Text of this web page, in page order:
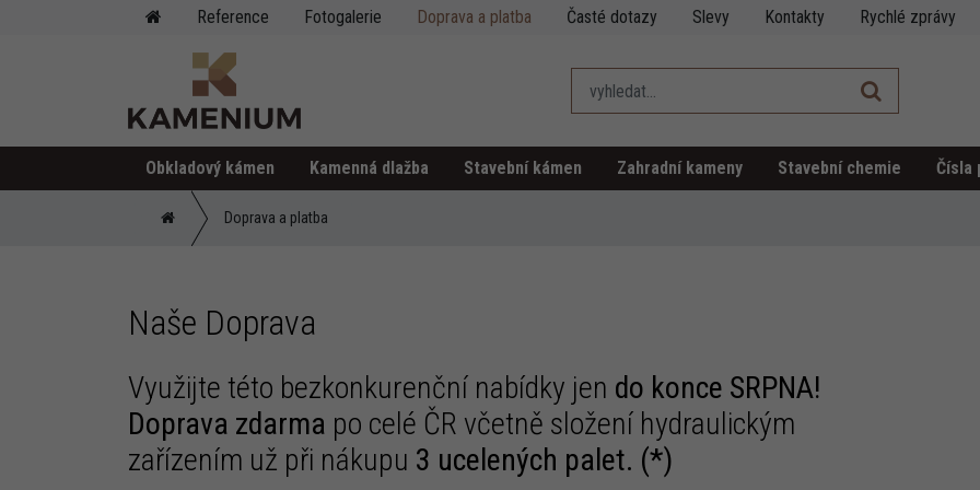
Reference Fotogalerie Doprava a platba Časté dotazy Slevy Kontakty Rychlé zprávy
Obkladový kámen
Nepravidelný obklad
Obkladové panely
Formátovaný obklad - osekaný
Kamenná dlažba
Nepravidelná dlažba
Dlažební kostky
Stavební kámen
Zahradní kameny
Kamenná kůra
Monolity
Stavební chemie Čísla
Doprava a platba
Naše Doprava
Využijte této bezkonkurenční nabídky jen do konce SRPNA!
Doprava zdarma po celé ČR včetně složení hydraulickým
zařízením už při nákupu 3 ucelených palet. (*)